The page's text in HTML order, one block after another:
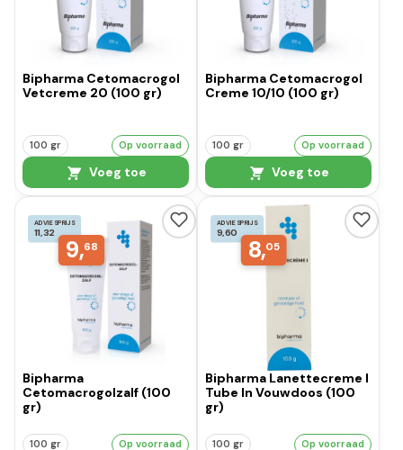
Bipharma Cetomacrogol
Vetcreme 20 (100 gr)
100 gr Op voorraad
Voeg toe
Bipharma Cetomacrogol
Creme 10/10 (100 gr)
100 gr Op voorraad
Voeg toe
ADVIESPRIJS
11,32
9,68
Bipharma
Cetomacrogolzalf (100
gr)
100 gr Op voorraad
ADVIESPRIJS
9,60
8,05
Bipharma Lanettecreme I
Tube In Vouwdoos (100
gr)
100 gr Op voorraad